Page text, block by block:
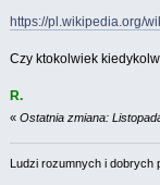
https://pl.wikipedia.org/
Czy ktokolwiek
R.
« Ostatnia zmiana:
Ludzi rozumnych i dobrych